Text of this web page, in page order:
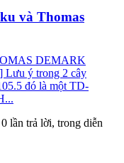
và Thomas
DEMARK
ý trong 2 cây
đó là một TD-
0 lần trả lời, trong diễn